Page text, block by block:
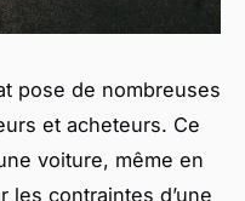
pose de nombreuses
et acheteurs. Ce
voiture, même en
les contraintes d’une